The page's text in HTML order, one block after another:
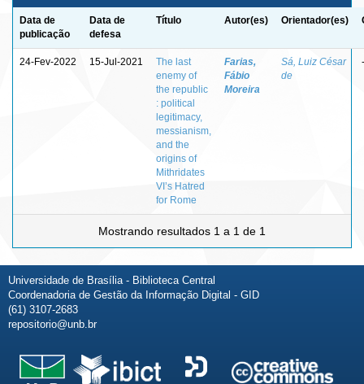
Data de
publicação
Data de
defesa
Título Autor(es) Orientador(es)
24-Fev-2022 15-Jul-2021
The last
enemy of
the republic
: political
legitimacy,
messianism,
and the
origins of
Mithridates
VI’s Hatred
for Rome
Farias,
Fábio
Moreira
Sá, Luiz César
de
-
Mostrando resultados 1 a 1 de 1
Universidade de Brasília - Biblioteca Central
Coordenadoria de Gestão da Informação Digital - GID
(61) 3107-2683
repositorio@unb.br